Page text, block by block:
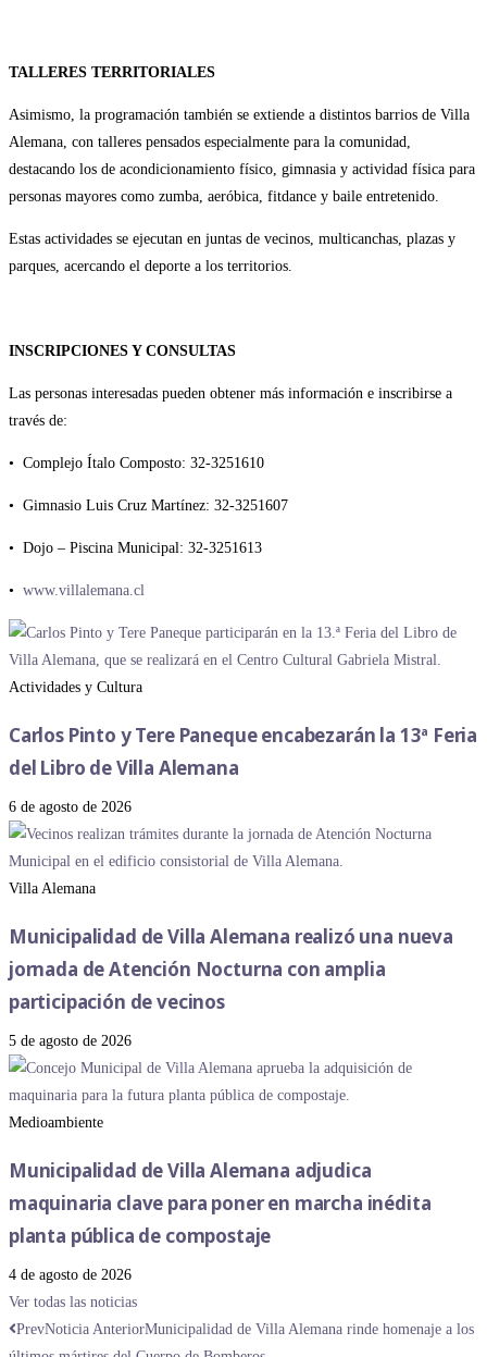
TALLERES TERRITORIALES
Asimismo, la programación también se extiende a distintos barrios de Villa
Alemana, con talleres pensados especialmente para la comunidad,
destacando los de acondicionamiento físico, gimnasia y actividad física para
personas mayores como zumba, aeróbica, fitdance y baile entretenido.
Estas actividades se ejecutan en juntas de vecinos, multicanchas, plazas y
parques, acercando el deporte a los territorios.
INSCRIPCIONES Y CONSULTAS
Las personas interesadas pueden obtener más información e inscribirse a
través de:
• Complejo Ítalo Composto: 32-3251610
• Gimnasio Luis Cruz Martínez: 32-3251607
• Dojo – Piscina Municipal: 32-3251613
• www.villalemana.cl
Actividades y Cultura
Carlos Pinto y Tere Paneque encabezarán la 13ª Feria
del Libro de Villa Alemana
6 de agosto de 2026
Villa Alemana
Municipalidad de Villa Alemana realizó una nueva
jornada de Atención Nocturna con amplia
participación de vecinos
5 de agosto de 2026
Medioambiente
Municipalidad de Villa Alemana adjudica
maquinaria clave para poner en marcha inédita
planta pública de compostaje
4 de agosto de 2026
Ver todas las noticias
PrevNoticia AnteriorMunicipalidad de Villa Alemana rinde homenaje a los